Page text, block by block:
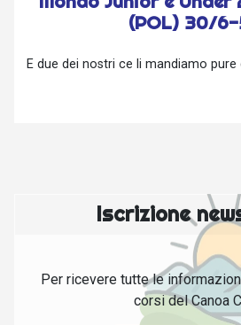
(POL) 30/
E due dei nostri ce li mandiamo pure
Iscrizione
Per ricevere tutte le
corsi del Canoa